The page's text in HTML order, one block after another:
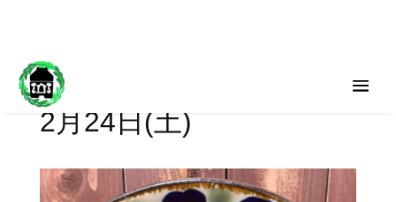
2月24日(土)